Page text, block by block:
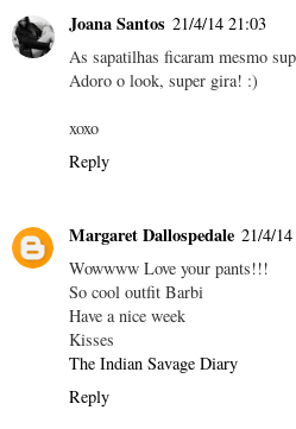
Joana Santos 21/4/14 21:03
As sapatilhas ficaram mesmo
Adoro o look, super gira! :)
xoxo
Reply
Margaret Dallospedale 21/4/
Wowwww Love your pants!!!
So cool outfit Barbi
Have a nice week
Kisses
The Indian Savage Diary
Reply